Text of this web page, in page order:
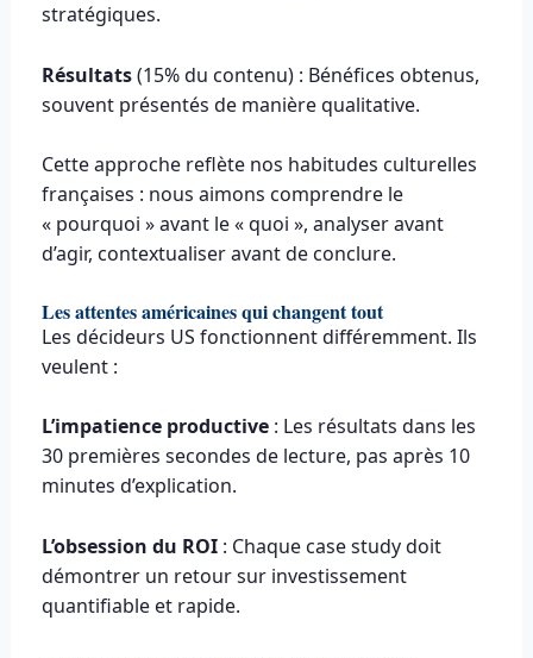
stratégiques.
Résultats(15% du contenu) : Bénéfices obtenus,
souvent présentés de manière qualitative.
Cette approche reflète nos habitudes culturelles
françaises : nous aimons comprendre le
« pourquoi » avant le « quoi », analyser avant
d’agir, contextualiser avant de conclure.
Les attentes américaines qui changent tout
Les décideurs US fonctionnent différemment. Ils
veulent :
L’impatience productive : Les résultats dans les
30 premières secondes de lecture, pas après 10
minutes d’explication.
L’obsession du ROI: Chaque case study doit
démontrer un retour sur investissement
quantifiable et rapide.